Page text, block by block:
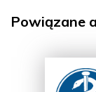
Powiązane